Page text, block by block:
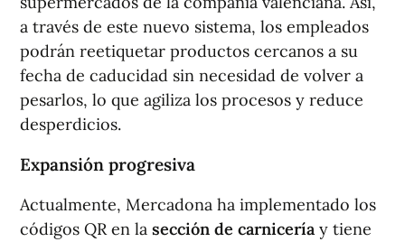
a través de este nuevo sistema, los empleados
podrán reetiquetar productos cercanos a su
fecha de caducidad sin necesidad de volver a
pesarlos, lo que agiliza los procesos y reduce
desperdicios.
Expansión progresiva
Actualmente, Mercadona ha implementado los
códigos QR en la sección de carnicería y tiene